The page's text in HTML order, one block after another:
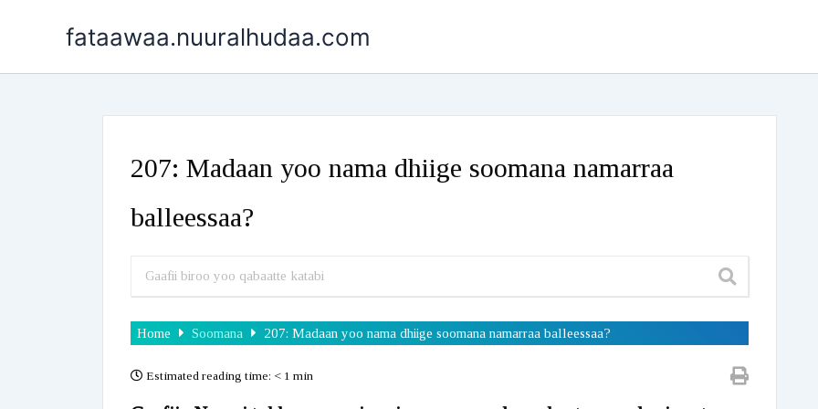
fataawaa.nuuralhudaa.com
207: Madaan yoo nama dhiige soomana namarraa
balleessaa?
Home Soomana 207: Madaan yoo nama dhiige soomana namarraa balleessaa?
Estimated reading time: < 1 min